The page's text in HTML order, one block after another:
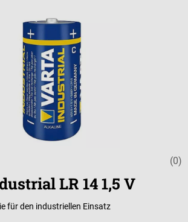
(0)
LR 14 1,5 V
für den industriellen Einsatz